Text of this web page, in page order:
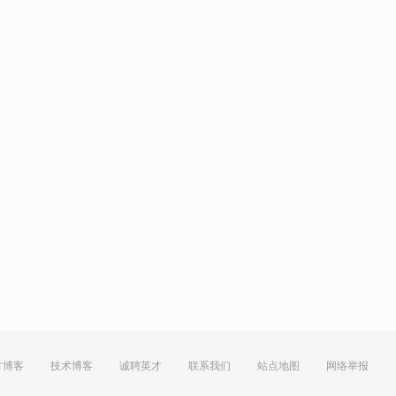
博客 技术博客 诚聘英才 联系我们 站点地图 网络举报